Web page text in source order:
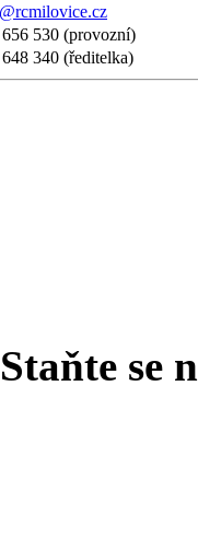
656 530 (provozní)
340 (ředitelka)
Staňte se